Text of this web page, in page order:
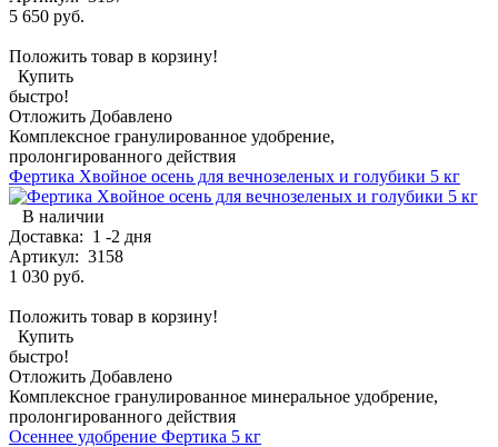
5 650 руб.
Положить товар в корзину!
Купить
быстро!
Отложить Добавлено
Комплексное гранулированное удобрение,
пролонгированного действия
Фертика Хвойное осень для вечнозеленых и голубики 5 кг
В наличии
Доставка: 1 -2 дня
Артикул: 3158
1 030 руб.
Положить товар в корзину!
Купить
быстро!
Отложить Добавлено
Комплексное гранулированное минеральное удобрение,
пролонгированного действия
Осеннее удобрение Фертика 5 кг